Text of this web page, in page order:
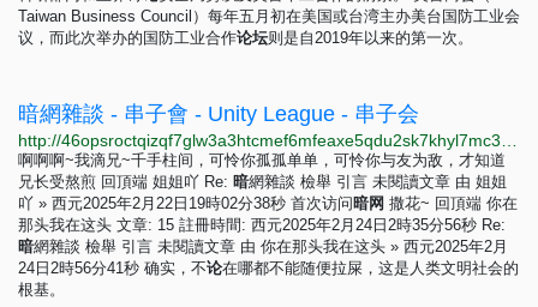
Taiwan Business Council）每年五月初在美国或台湾主办美台国防工业会
议，而此次举办的国防工业合作论坛则是自2019年以来的第一次。
暗網雜談 - 串子會 - Unity League - 串子会
啊啊啊~我滴兄~千手柱间，可怜你孤孤单单，可怜你与友为敌，才知道
兄长受熬煎 回頂端 姐姐吖 Re: 暗網雜談 檢舉 引言 未閱讀文章 由 姐姐
吖 » 西元2025年2月22日19時02分38秒 首次访问暗网 撒花~ 回頂端 你在
那头我在这头 文章: 15 註冊時間: 西元2025年2月24日2時35分56秒 Re:
暗網雜談 檢舉 引言 未閱讀文章 由 你在那头我在这头 » 西元2025年2月
24日2時56分41秒 确实，不论在哪都不能随便拉屎，这是人类文明社会的
根基。